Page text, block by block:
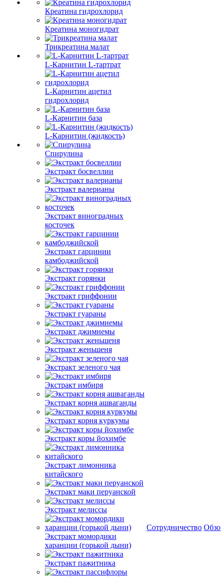
Креатина гидрохлорид
Креатина моногидрат
Трикреатина малат
L-Карнитин L-тартрат
L-Карнитин ацетил
гидрохлорид
L-Карнитин база
L-Карнитин (жидкость)
Спирулина
Экстракт босвеллии
Экстракт валерианы
Экстракт виноградных
косточек
Экстракт гарцинии
камбоджийской
Экстракт горянки
Экстракт гриффонии
Экстракт гуараны
Экстракт джимнемы
Экстракт женьшеня
Экстракт зеленого чая
Экстракт имбиря
Экстракт корня ашваганды
Экстракт корня куркумы
Экстракт коры йохимбе
Экстракт лимонника
китайского
Экстракт маки перуанской
Экстракт мелиссы
Экстракт момордики
харанции (горькой дыни)
Экстракт пажитника
Сотрудничество